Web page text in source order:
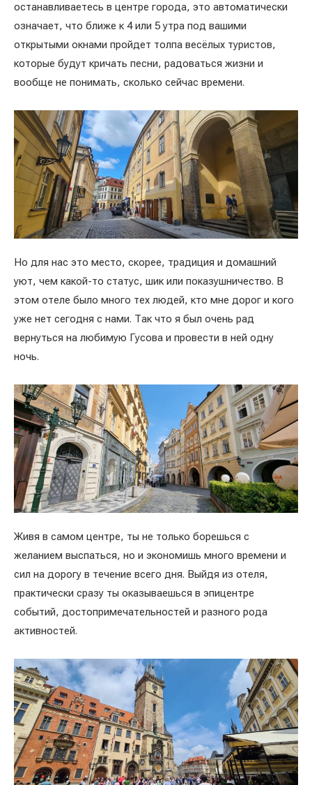
останавливаетесь в центре города, это автоматически
означает, что ближе к 4 или 5 утра под вашими
открытыми окнами пройдет толпа весёлых туристов,
которые будут кричать песни, радоваться жизни и
вообще не понимать, сколько сейчас времени.
Но для нас это место, скорее, традиция и домашний
уют, чем какой-то статус, шик или показушничество. В
этом отеле было много тех людей, кто мне дорог и кого
уже нет сегодня с нами. Так что я был очень рад
вернуться на любимую Гусова и провести в ней одну
ночь.
Живя в самом центре, ты не только борешься с
желанием выспаться, но и экономишь много времени и
сил на дорогу в течение всего дня. Выйдя из отеля,
практически сразу ты оказываешься в эпицентре
событий, достопримечательностей и разного рода
активностей.